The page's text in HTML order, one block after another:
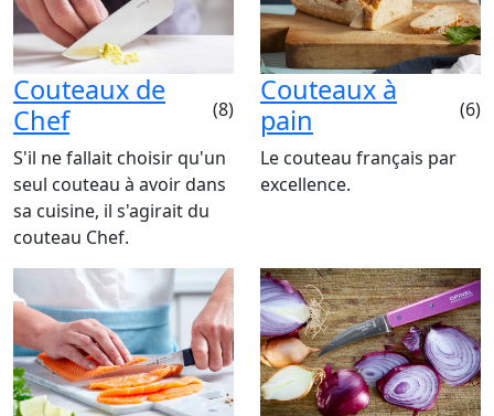
Couteaux de
Chef
(8)
S'il ne fallait choisir qu'un
seul couteau à avoir dans
sa cuisine, il s'agirait du
couteau Chef.
Couteaux à
pain
(6)
Le couteau français par
excellence.